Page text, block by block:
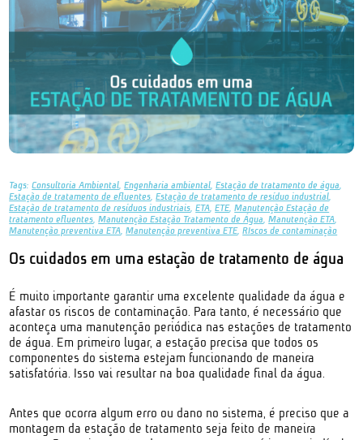
Tags:Consultoria Ambiental,Engenharia ambiental,Estação de tratamento de água,
Estação de tratamento de efluentes,Estação de tratamento de resíduo industrial,
Estação de tratamento de resíduos industriais,ETA,ETE,Manutenção Estação de
tratamento efluentes,Manutenção Estação Tratamento de Água,Manutenção ETA,
Manutenção preventiva ETA,Manutenção preventiva ETE,RIscos de contaminação
Os cuidados em uma estação de tratamento de água
É muito importante garantir uma excelente qualidade da água e
afastar os riscos de contaminação. Para tanto, é necessário que
aconteça uma manutenção periódica nas estações de tratamento
de água. Em primeiro lugar, a estação precisa que todos os
componentes do sistema estejam funcionando de maneira
satisfatória. Isso vai resultar na boa qualidade final da água.
Antes que ocorra algum erro ou dano no sistema, é preciso que a
montagem da estação de tratamento seja feito de maneira